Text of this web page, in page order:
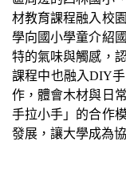
材教育課程融入校
學向國小學童介紹
特的氣味與觸感，
課程中也融入DIY
作，體會木材與日
手拉小手」的合作
發展，讓大學成為